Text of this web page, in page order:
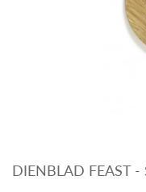
DIENBLAD FEAST -